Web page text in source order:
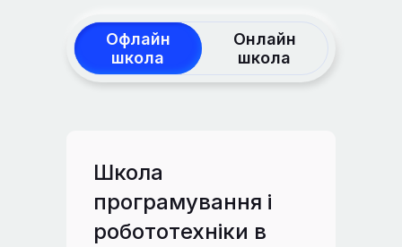
Офлайн
школа
Онлайн
школа
Школа
програмування і
робототехніки в